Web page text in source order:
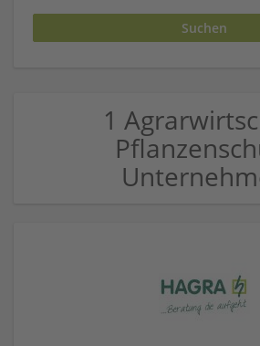
1